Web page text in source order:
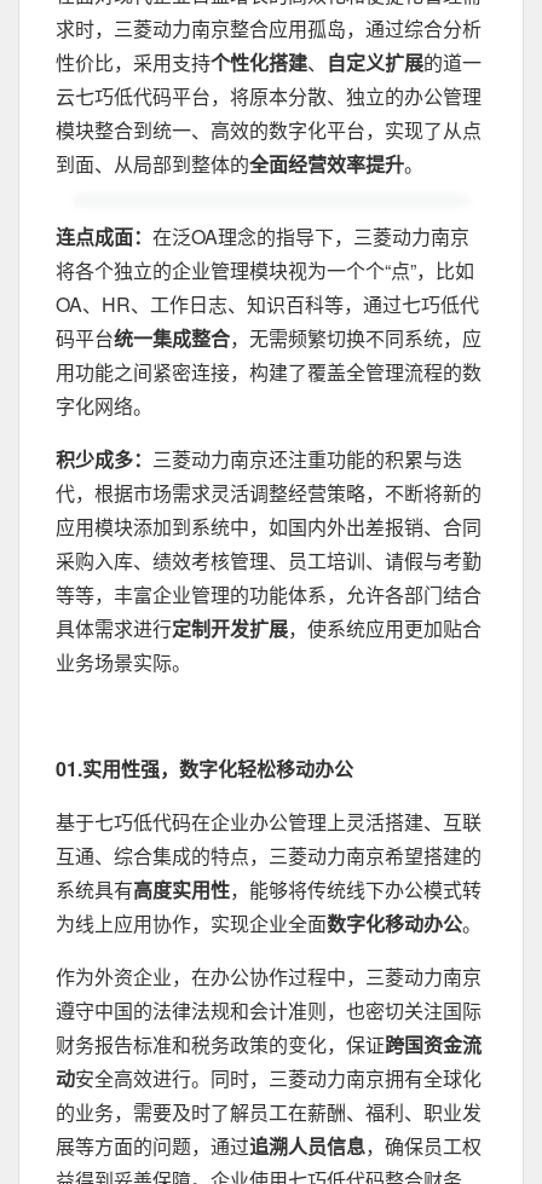
求时，三菱动力南京整合应用孤岛，通过综合分析
性价比，采用支持个性化搭建、 自定义扩展的道一
云七巧低代码平台，将原本分散、独立的办公管理
模块整合到统一、高效的数字化平台，实现了从点
到面、从局部到整体的全面经营效率提升。
连点成面： 在泛OA理念的指导下，三菱动力南京
将各个独立的企业管理模块视为一个个“点”，比如
OA、HR、工作日志、知识百科等，通过七巧低代
码平台统一集成整合，无需频繁切换不同系统，应
用功能之间紧密连接，构建了覆盖全管理流程的数
字化网络。
积少成多： 三菱动力南京还注重功能的积累与迭
代，根据市场需求灵活调整经营策略，不断将新的
应用模块添加到系统中，如国内外出差报销、合同
采购入库、绩效考核管理、员工培训、请假与考勤
等等，丰富企业管理的功能体系，允许各部门结合
具体需求进行定制开发扩展，使系统应用更加贴合
业务场景实际。
01.实用性强，数字化轻松移动办公
基于七巧低代码在企业办公管理上灵活搭建、互联
互通、综合集成的特点，三菱动力南京希望搭建的
系统具有高度实用性，能够将传统线下办公模式转
为线上应用协作，实现企业全面数字化移动办公。
作为外资企业，在办公协作过程中，三菱动力南京
遵守中国的法律法规和会计准则，也密切关注国际
财务报告标准和税务政策的变化，保证跨国资金流
动安全高效进行。同时，三菱动力南京拥有全球化
的业务，需要及时了解员工在薪酬、福利、职业发
展等方面的问题，通过追溯人员信息，确保员工权